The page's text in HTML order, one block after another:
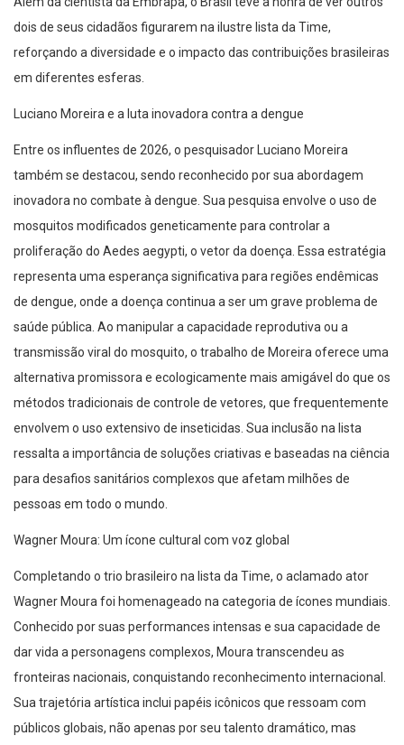
dois de seus cidadãos figurarem na ilustre lista da Time,
reforçando a diversidade e o impacto das contribuições brasileiras
em diferentes esferas.
Luciano Moreira e a luta inovadora contra a dengue
Entre os influentes de 2026, o pesquisador Luciano Moreira
também se destacou, sendo reconhecido por sua abordagem
inovadora no combate à dengue. Sua pesquisa envolve o uso de
mosquitos modificados geneticamente para controlar a
proliferação do Aedes aegypti, o vetor da doença. Essa estratégia
representa uma esperança significativa para regiões endêmicas
de dengue, onde a doença continua a ser um grave problema de
saúde pública. Ao manipular a capacidade reprodutiva ou a
transmissão viral do mosquito, o trabalho de Moreira oferece uma
alternativa promissora e ecologicamente mais amigável do que os
métodos tradicionais de controle de vetores, que frequentemente
envolvem o uso extensivo de inseticidas. Sua inclusão na lista
ressalta a importância de soluções criativas e baseadas na ciência
para desafios sanitários complexos que afetam milhões de
pessoas em todo o mundo.
Wagner Moura: Um ícone cultural com voz global
Completando o trio brasileiro na lista da Time, o aclamado ator
Wagner Moura foi homenageado na categoria de ícones mundiais.
Conhecido por suas performances intensas e sua capacidade de
dar vida a personagens complexos, Moura transcendeu as
fronteiras nacionais, conquistando reconhecimento internacional.
Sua trajetória artística inclui papéis icônicos que ressoam com
públicos globais, não apenas por seu talento dramático, mas